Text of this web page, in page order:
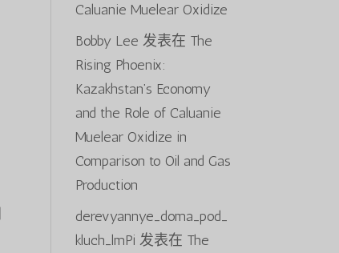
Caluanie Muelear Oxidize
Bobby Lee 发表在 The
Rising Phoenix:
Kazakhstan’s Economy
and the Role of Caluanie
Muelear Oxidize in
Comparison to Oil and Gas
Production
derevyannye_doma_pod_
kluch_lmPi 发表在 The